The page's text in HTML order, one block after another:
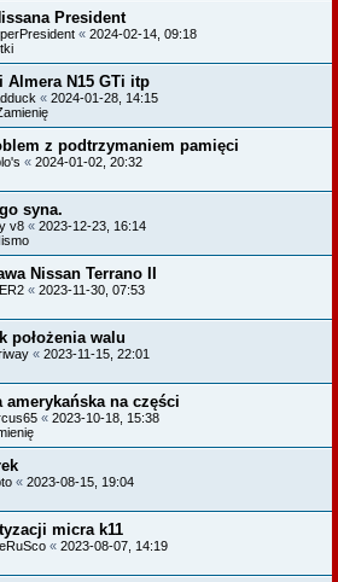
President
« 2024-02-14, 09:18
Almera N15 GTi itp
« 2024-01-28, 14:15
z podtrzymaniem pamięci
« 2024-01-02, 20:32
syna.
v8 « 2023-12-23, 16:14
Nissan Terrano II
« 2023-11-30, 07:53
położenia walu
« 2023-11-15, 22:01
amerykańska na części
« 2023-10-18, 15:38
« 2023-08-15, 19:04
micra k11
« 2023-08-07, 14:19